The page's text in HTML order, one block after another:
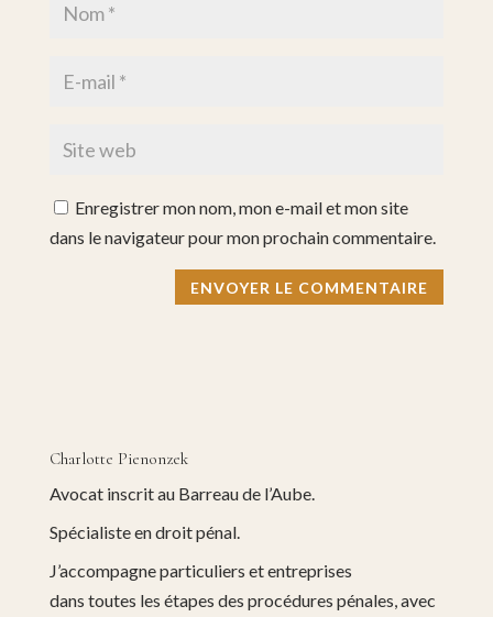
Enregistrer mon nom, mon e-mail et mon site
dans le navigateur pour mon prochain commentaire.
Charlotte Pienonzek
Avocat inscrit au Barreau de l’Aube.
Spécialiste en droit pénal.
J’accompagne particuliers et entreprises
dans toutes les étapes des procédures pénales, avec